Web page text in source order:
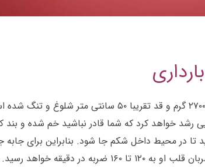
در هفته سی و هشتم بارداری درون شکم شما با وجود بچه ای
تا در محیط داخل شکم جا شود. بنابراین برای
میدهد، پس حالا کاملا، متوجه حرکت های وی میشوید. به